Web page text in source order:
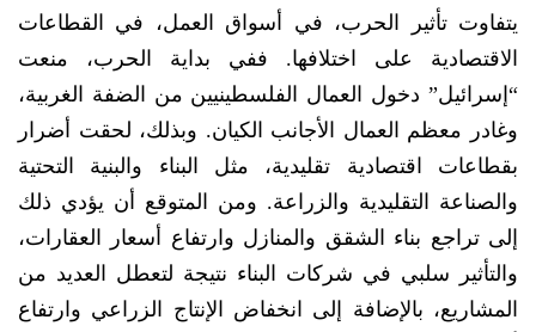
يتفاوت تأثير الحرب، في أسواق العمل، في القطاعات
الاقتصادية على اختلافها. ففي بداية الحرب، منعت
“إسرائيل” دخول العمال الفلسطينيين من الضفة الغربية،
وغادر معظم العمال الأجانب الكيان. وبذلك، لحقت أضرار
بقطاعات اقتصادية تقليدية، مثل البناء والبنية التحتية
والصناعة التقليدية والزراعة. ومن المتوقع أن يؤدي ذلك
إلى تراجع بناء الشقق والمنازل وارتفاع أسعار العقارات،
والتأثير سلبي في شركات البناء نتيجة لتعطل العديد من
المشاريع، بالإضافة إلى انخفاض الإنتاج الزراعي وارتفاع